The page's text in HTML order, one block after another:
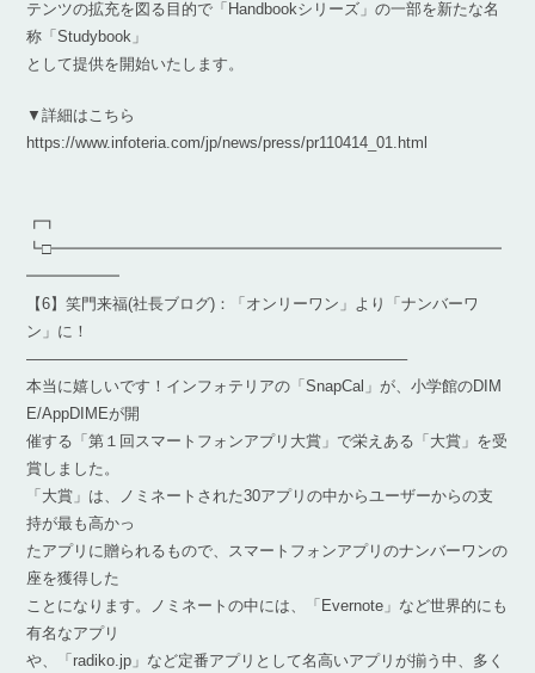
テンツの拡充を図る目的で「Handbookシリーズ」の一部を新たな名
称「Studybook」
として提供を開始いたします。
▼詳細はこちら
https://www.infoteria.com/jp/news/press/pr110414_01.html
┏┓
┗□━━━━━━━━━━━━━━━━━━━━━━━━━━━━━
━━━━━━
【6】笑門来福(社長ブログ)：「オンリーワン」より「ナンバーワ
ン」に！
————————————————————————–
本当に嬉しいです！インフォテリアの「SnapCal」が、小学館のDIM
E/AppDIMEが開
催する「第１回スマートフォンアプリ大賞」で栄えある「大賞」を受
賞しました。
「大賞」は、ノミネートされた30アプリの中からユーザーからの支
持が最も高かっ
たアプリに贈られるもので、スマートフォンアプリのナンバーワンの
座を獲得した
ことになります。ノミネートの中には、「Evernote」など世界的にも
有名なアプリ
や、「radiko.jp」など定番アプリとして名高いアプリが揃う中、多く